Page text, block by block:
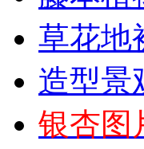
草花地
造型景
银杏图